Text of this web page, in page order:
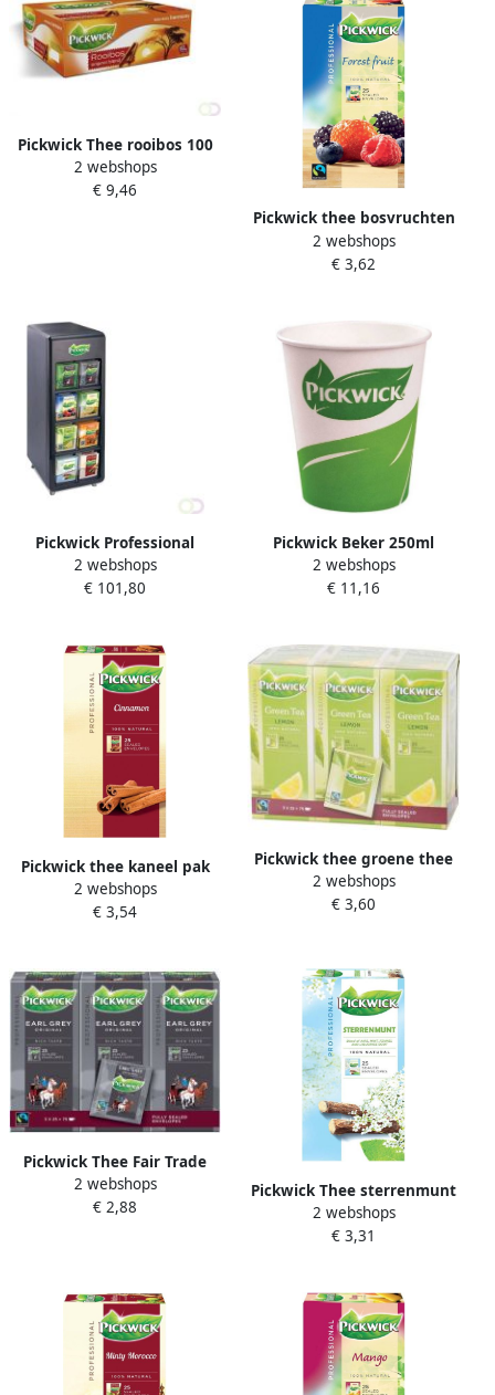
Pickwick Thee rooibos 100
zakjes van 1.5gram met
envelop
2 webshops
€ 9,46
Pickwick thee bosvruchten
fairtrade pak van 25 zakjes
2 webshops
€ 3,62
Pickwick Professional
theedispenser 8 vaks
gevuld
2 webshops
€ 101,80
Pickwick Beker 250ml
karton paká 100
2 webshops
€ 11,16
Pickwick thee kaneel pak
van 25 zakjes
2 webshops
€ 3,54
Pickwick thee groene thee
met lemon fairtrade pak
van 25 zakjes
2 webshops
€ 3,60
Pickwick Thee Fair Trade
Earl grey thee 25 zakjes van
2gr
2 webshops
€ 2,88
Pickwick Thee sterrenmunt
25x2gr met envelop
2 webshops
€ 3,31